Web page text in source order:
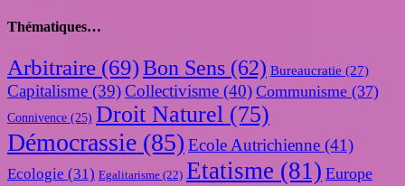
Thématiques…
Arbitraire (69)Bon Sens (62) Bureaucratie (27)
Capitalisme (39)Collectivisme (40) Communisme (37)
Connivence (25) Droit Naturel (75)
Démocrassie (85) Ecole Autrichienne (41)
Ecologie (31) Egalitarisme (22) Etatisme (81) Europe